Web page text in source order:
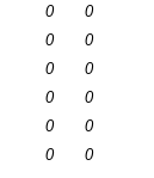
0
0
0
0
0
0
0
0
0
0
0 0